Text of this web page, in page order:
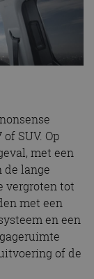
SUV. Op
met een
de lange
vergroten tot
met een
en een
of de